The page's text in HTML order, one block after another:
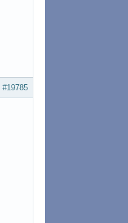
#19785